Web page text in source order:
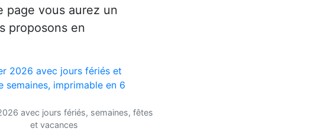
page vous aurez un
proposons en
avec jours fériés, semaines, fêtes
et vacances